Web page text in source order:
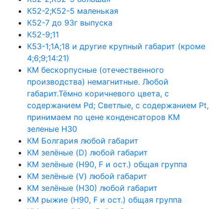
К52-2;К52-5 маленькая
К52-7 до 93г выпуска
К52-9;11
К53-1;1А;18 и другие крупный габарит (кроме
4;6;9;14:21)
КМ бескорпусные (отечественного
производства) немагнитные. Любой
габарит.Тёмно коричневого цвета, с
содержанием Pd; Светлые, с содержанием Pt,
принимаем по цене конденсаторов КМ
зеленые Н30
КМ Болгария любой габарит
КМ зелёные (D) любой габарит
КМ зелёные (H90, F и ост.) общая группа
КМ зелёные (V) любой габарит
КМ зелёные (Н30) любой габарит
КМ рыжие (H90, F и ост.) общая группа